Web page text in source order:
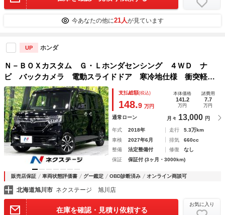
今あなたの他に21人が見ています
UP ホンダ
Ｎ－ＢＯＸカスタム Ｇ・Ｌホンダセンシング ４ＷＤ ナ
ビ バックカメラ 電動スライドドア 寒冷地仕様 衝突軽
減 禁煙車 レーダークルーズ ＥＴＣ ドラレコ コーナー
センサー スマートキー ＬＥＤヘッド 車線逸脱警報 純正
１４インチアルミ
支払総額(税込)
148.9 万円
本体価格
141.2
万円
諸費用
7.7
万円
通常ローン 月々 13,000 円
年式 2018年 走行
5.3万km
車検
2027年6月 排気
660cc
整備
法定整備付 修復
なし
保証
保証付 (3ヶ月・3000km)
販売店保証 車両状態評価書 グー鑑定 OBD診断済み オンライン商談可
北海道旭川市 ネクステージ 旭川店
在庫を確認・見積り依頼する
お気に入り